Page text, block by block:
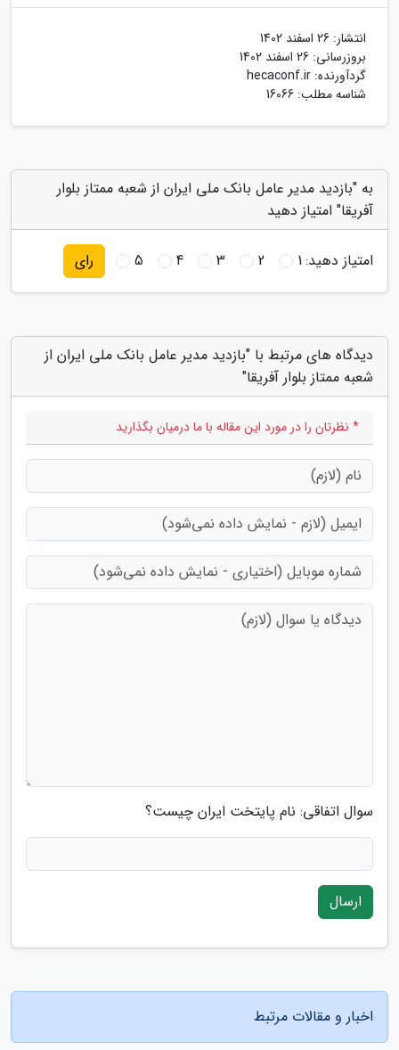
انتشار: 26 اسفند 1402
بروزرسانی: 26 اسفند 1402
گردآورنده: hecaconf.ir
شناسه مطلب: 16066
به "بازدید مدیر عامل بانک ملی ایران از شعبه ممتاز بلوار
آفریقا" امتیاز دهید
امتیاز دهید:1
2
3
4
5 رای
دیدگاه های مرتبط با "بازدید مدیر عامل بانک ملی ایران از
شعبه ممتاز بلوار آفریقا"
* نظرتان را در مورد این مقاله با ما درمیان بگذارید
سوال اتفاقی: نام پایتخت ایران چیست؟
ارسال
اخبار و مقالات مرتبط